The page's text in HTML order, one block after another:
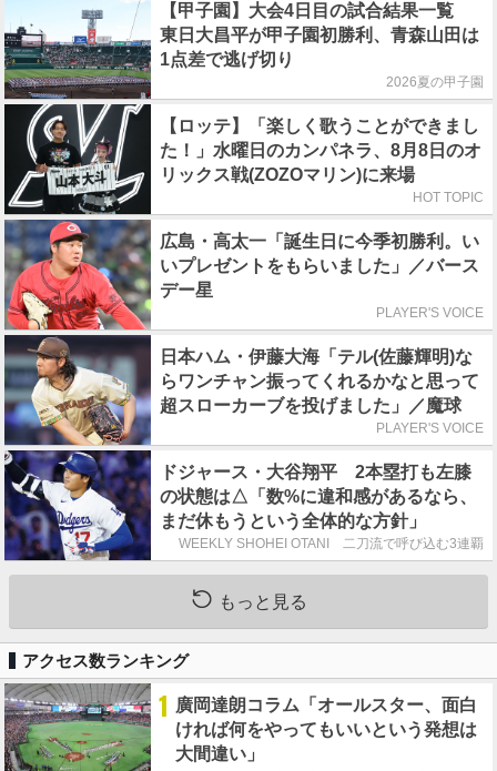
【甲子園】大会4日目の試合結果一覧
東日大昌平が甲子園初勝利、青森山田は
1点差で逃げ切り
2026夏の甲子園
【ロッテ】「楽しく歌うことができまし
た！」水曜日のカンパネラ、8月8日のオ
リックス戦(ZOZOマリン)に来場
HOT TOPIC
広島・高太一「誕生日に今季初勝利。い
いプレゼントをもらいました」／バース
デー星
PLAYER'S VOICE
日本ハム・伊藤大海「テル(佐藤輝明)な
らワンチャン振ってくれるかなと思って
超スローカーブを投げました」／魔球
PLAYER'S VOICE
ドジャース・大谷翔平 2本塁打も左膝
の状態は△「数%に違和感があるなら、
まだ休もうという全体的な方針」
WEEKLY SHOHEI OTANI 二刀流で呼び込む3連覇
もっと見る
アクセス数ランキング
1 廣岡達朗コラム「オールスター、面白
ければ何をやってもいいという発想は
大間違い」